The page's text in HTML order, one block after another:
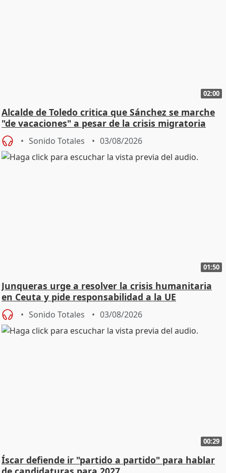
02:00
Alcalde de Toledo critica que Sánchez se marche
"de vacaciones" a pesar de la crisis migratoria
Sonido Totales 03/08/2026
01:50
Junqueras urge a resolver la crisis humanitaria
en Ceuta y pide responsabilidad a la UE
Sonido Totales 03/08/2026
00:29
Íscar defiende ir "partido a partido" para hablar